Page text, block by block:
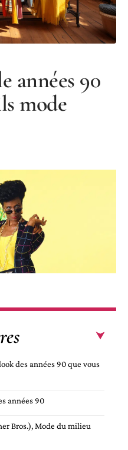
années 90
mode
des années 90 que vous
années 90
Bros.), Mode du milieu